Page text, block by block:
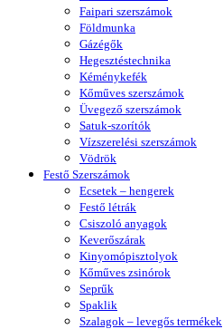
Faipari szerszámok
Földmunka
Gázégők
Hegesztéstechnika
Kéménykefék
Kőműves szerszámok
Üvegező szerszámok
Satuk-szorítók
Vízszerelési szerszámok
Vödrök
Festő Szerszámok
Ecsetek – hengerek
Festő létrák
Csiszoló anyagok
Keverőszárak
Kinyomópisztolyok
Kőműves zsinórok
Seprűk
Spaklik
Szalagok – levegős termékek